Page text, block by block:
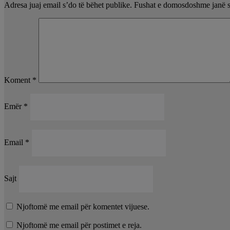
Adresa juaj email s’do të bëhet publike. Fushat e domosdoshme janë
Koment *
Emër *
Email *
Sajt
Njoftomë me email për komentet vijuese.
Njoftomë me email për postimet e reja.